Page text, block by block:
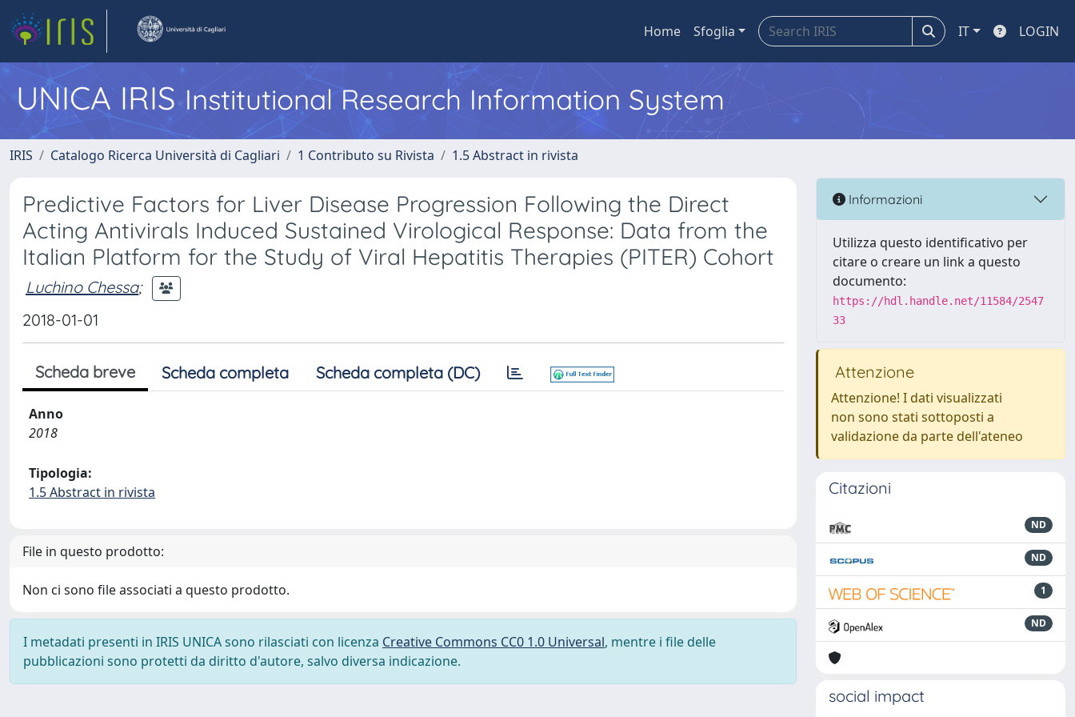
Home Sfoglia IT LOGIN
UNICA IRISInstitutional Research Information System
IRIS Catalogo Ricerca Università di Cagliari 1 Contributo su Rivista 1.5 Abstract in rivista
Predictive Factors for Liver Disease Progression Following the Direct
Acting Antivirals Induced Sustained Virological Response: Data from the
Italian Platform for the Study of Viral Hepatitis Therapies (PITER) Cohort
Luchino Chessa;
2018-01-01
Scheda breve Scheda completa Scheda completa (DC)
Anno
2018
Tipologia:
1.5 Abstract in rivista
File in questo prodotto:
Non ci sono file associati a questo prodotto.
I metadati presenti in IRIS UNICA sono rilasciati con licenza Creative Commons CC0 1.0 Universal, mentre i file delle
pubblicazioni sono protetti da diritto d'autore, salvo diversa indicazione.
Informazioni
Utilizza questo identificativo per
citare o creare un link a questo
documento:
https://hdl.handle.net/11584/2547
33
Attenzione
Attenzione! I dati visualizzati
non sono stati sottoposti a
validazione da parte dell'ateneo
Citazioni
ND
ND
1
ND
social impact